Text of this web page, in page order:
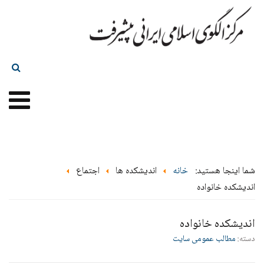
شما اینجا هستید: خانه اندیشکده ها
اجتماع
اندیشکده خانواده
اندیشکده خانواده
دسته:مطالب عمومی سایت